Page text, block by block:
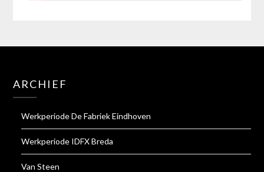
ARCHIEF
Werkperiode De Fabriek Eindhoven
Werkperiode IDFX Breda
Van Steen